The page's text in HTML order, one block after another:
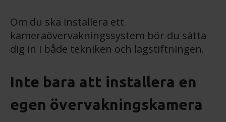
Om du ska installera ett
kameraövervakningssystem bör du sätta
dig in i både tekniken och lagstiftningen.
Inte bara att installera en
egen övervakningskamera